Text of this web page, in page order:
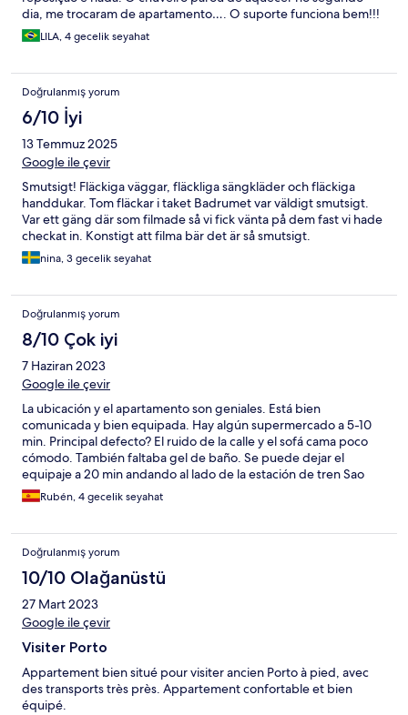
dia, me trocaram de apartamento…. O suporte funciona bem!!!
Vagabde garagem tem facul na rua a baixo custo. O
apartamento é grande, bem equipado….
LILA, 4 gecelik seyahat
Doğrulanmış yorum
6/10 İyi
13 Temmuz 2025
Google ile çevir
Smutsigt! Fläckiga väggar, fläckliga sängkläder och fläckiga
handdukar. Tom fläckar i taket Badrumet var väldigt smutsigt.
Var ett gäng där som filmade så vi fick vänta på dem fast vi hade
checkat in. Konstigt att filma bär det är så smutsigt.
nina, 3 gecelik seyahat
Doğrulanmış yorum
8/10 Çok iyi
7 Haziran 2023
Google ile çevir
La ubicación y el apartamento son geniales. Está bien
comunicada y bien equipada. Hay algún supermercado a 5-10
min. Principal defecto? El ruido de la calle y el sofá cama poco
cómodo. También faltaba gel de baño. Se puede dejar el
equipaje a 20 min andando al lado de la estación de tren Sao
Bento. Por lo demás, satisfechos y recomendable.
Rubén, 4 gecelik seyahat
Doğrulanmış yorum
10/10 Olağanüstü
27 Mart 2023
Google ile çevir
Visiter Porto
Appartement bien situé pour visiter ancien Porto à pied, avec
des transports très près. Appartement confortable et bien
équipé.